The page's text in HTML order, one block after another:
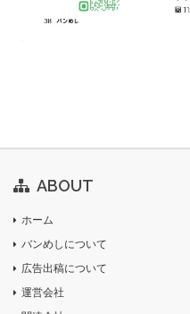
ABOUT
ホーム
バンめしについて
広告出稿について
運営会社